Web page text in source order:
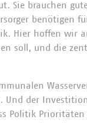
Sie brauchen
benötigen
Hier hoffen wir
soll, und die
Und der
Politik Prioritäten